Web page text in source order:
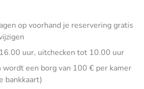
op voorhand je reservering gratis
uur, uitchecken tot 10.00 uur
wordt een borg van 100 € per kamer
bankkaart)